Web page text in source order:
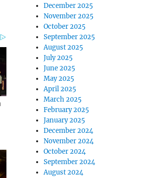
December 2025
November 2025
October 2025
September 2025
August 2025
July 2025
June 2025
May 2025
April 2025
March 2025
February 2025
January 2025
December 2024
November 2024
October 2024
September 2024
August 2024